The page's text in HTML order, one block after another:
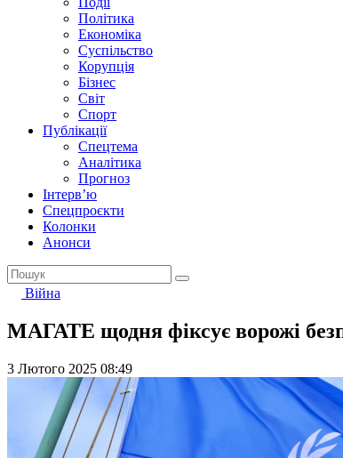
Політика
Економіка
Суспільство
Корупція
Бізнес
Світ
Спорт
Публікації
Спецтема
Аналітика
Прогноз
Інтерв’ю
Спецпроєкти
Колонки
Анонси
Війна
МАГАТЕ щодня фіксує ворожі
3 Лютого 2025 08:49